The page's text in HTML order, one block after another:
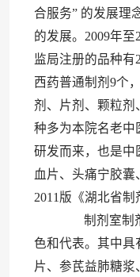
合服务” 的发展理
的发展。2009年
监局注册的品种有
西药普通制剂9个
剂、片剂、颗粒剂
种多为本院名老中
研发而来，也是中
血片、头痛宁胶
2011版《湖北省制
制剂室制剂
色和代表。其中具
片、参芪益肺糖